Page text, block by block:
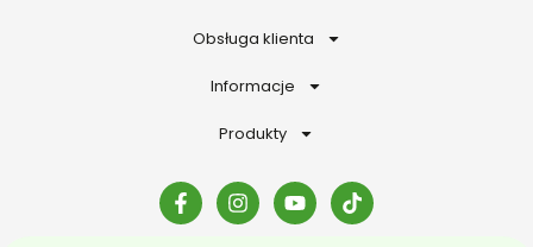
Obsługa klienta
Informacje
Produkty